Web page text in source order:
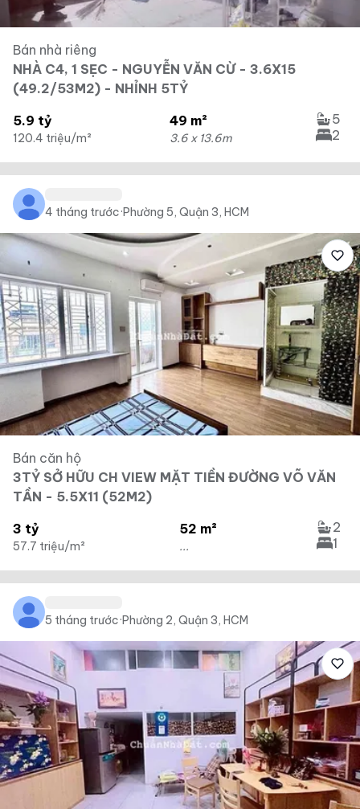
Bán nhà riêng
NHÀ C4, 1 SẸC - NGUYỄN VĂN CỪ - 3.6X15
(49.2/53M2) - NHỈNH 5TỶ
5.9 tỷ
120.4 triệu/m²
49 m²
3.6 x 13.6m
5
2
4 tháng trước·Phường 5, Quận 3, HCM
Bán căn hộ
3TỶ SỞ HỮU CH VIEW MẶT TIỀN ĐƯỜNG VÕ VĂN
TẦN - 5.5X11 (52M2)
3 tỷ
57.7 triệu/m²
52 m²
...
2
1
5 tháng trước·Phường 2, Quận 3, HCM